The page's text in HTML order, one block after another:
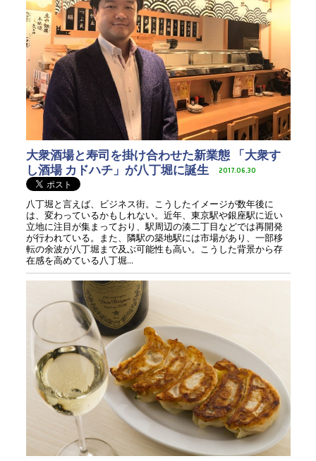
大衆酒場と寿司を掛け合わせた新業態 「大衆す
し酒場 カドハチ」が八丁堀に誕生
2017.06.30
八丁堀と言えば、ビジネス街。こうしたイメージが数年後に
は、変わっているかもしれない。近年、東京駅や銀座駅に近い
立地に注目が集まっており、駅周辺の湊二丁目などでは再開発
が行われている。また、隣駅の築地駅には市場があり、一部移
転の余波が八丁堀まで及ぶ可能性も高い。こうした背景から存
在感を高めている八丁堀...